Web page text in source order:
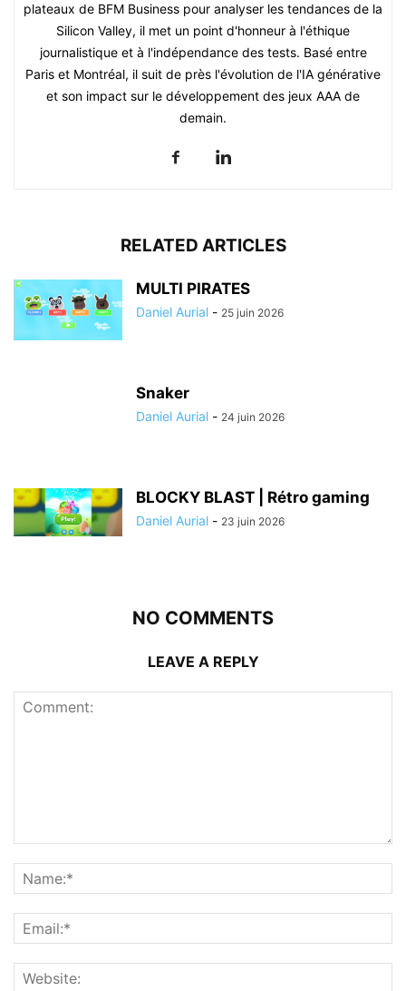
plateaux de BFM Business pour analyser les tendances de la
Silicon Valley, il met un point d'honneur à l'éthique
journalistique et à l'indépendance des tests. Basé entre
Paris et Montréal, il suit de près l'évolution de l'IA générative
et son impact sur le développement des jeux AAA de
demain.
RELATED ARTICLES
MULTI PIRATES
Daniel Aurial - 25 juin 2026
Snaker
Daniel Aurial - 24 juin 2026
BLOCKY BLAST | Rétro gaming
Daniel Aurial - 23 juin 2026
NO COMMENTS
LEAVE A REPLY